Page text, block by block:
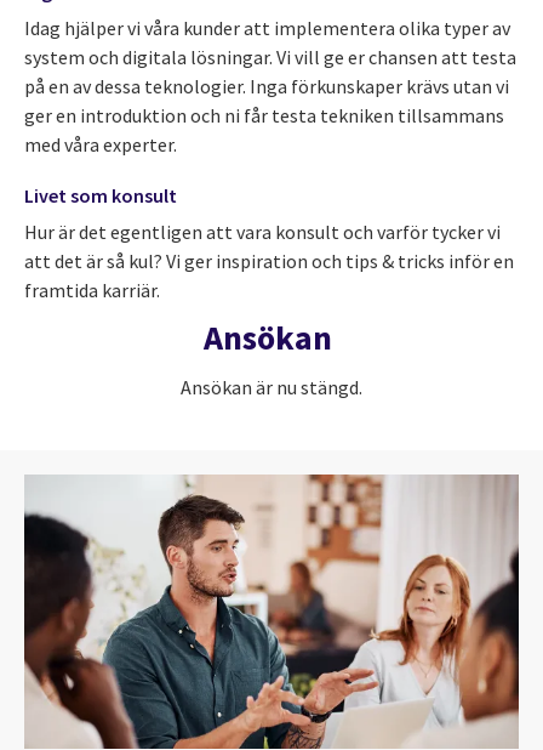
Idag hjälper vi våra kunder att implementera olika typer av
system och digitala lösningar. Vi vill ge er chansen att testa
på en av dessa teknologier. Inga förkunskaper krävs utan vi
ger en introduktion och ni får testa tekniken tillsammans
med våra experter.
Livet som konsult
Hur är det egentligen att vara konsult och varför tycker vi
att det är så kul? Vi ger inspiration och tips & tricks inför en
framtida karriär.
Ansökan
Ansökan är nu stängd.